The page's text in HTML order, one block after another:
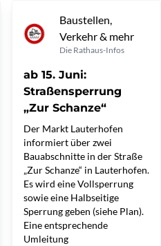
Baustellen,
Verkehr & mehr
Die Rathaus-Infos
ab 15. Juni:
Straßensperrung
„Zur Schanze“
Der Markt Lauterhofen
informiert über zwei
Bauabschnitte in der Straße
„Zur Schanze“ in Lauterhofen.
Es wird eine Vollsperrung
sowie eine Halbseitige
Sperrung geben (siehe Plan).
Eine entsprechende
Umleitung